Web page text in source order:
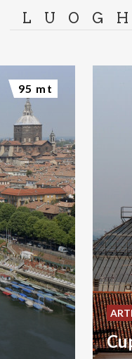
95 mt